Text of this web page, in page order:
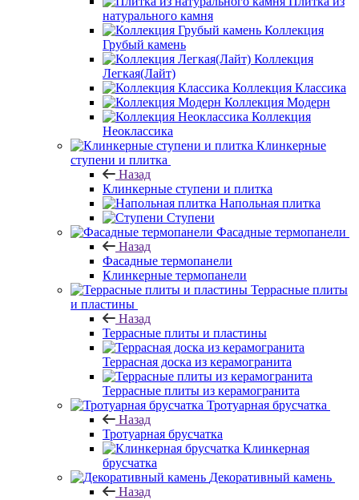
натурального камня
Коллекция
Грубый камень
Коллекция
Легкая(Лайт)
Коллекция Классика
Коллекция Модерн
Коллекция
Неоклассика
Клинкерные
ступени и плитка
Назад
Клинкерные ступени и плитка
Напольная плитка
Ступени
Фасадные термопанели
Назад
Фасадные термопанели
Клинкерные термопанели
Террасные плиты
и пластины
Назад
Террасные плиты и пластины
Террасная доска из керамогранита
Террасные плиты из керамогранита
Тротуарная брусчатка
Назад
Тротуарная брусчатка
Клинкерная
брусчатка
Декоративный камень
Назад